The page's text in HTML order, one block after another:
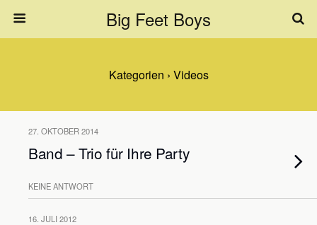
Big Feet Boys
Kategorien › Videos
27. OKTOBER 2014
Band – Trio für Ihre Party
KEINE ANTWORT
16. JULI 2012